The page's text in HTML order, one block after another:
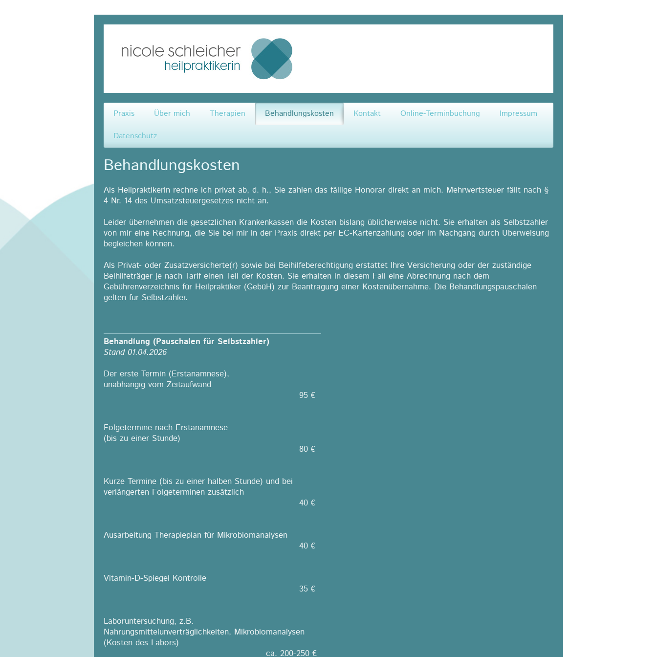
Praxis Über mich Therapien Behandlungskosten Kontakt Online-Terminbuchung
Impressum
Datenschutz
Behandlungskosten
Als Heilpraktikerin rechne ich privat ab, d. h., Sie zahlen das fällige Honorar direkt an mich. Mehrwertsteuer fällt nach §
4 Nr. 14 des Umsatzsteuergesetzes nicht an.
Leider übernehmen die gesetzlichen Krankenkassen die Kosten bislang üblicherweise nicht. Sie erhalten als Selbstzahler
von mir eine Rechnung, die Sie bei mir in der Praxis direkt per EC-Kartenzahlung oder im Nachgang durch Überweisung
begleichen können.
Als Privat- oder Zusatzversicherte(r) sowie bei Beihilfeberechtigung erstattet Ihre Versicherung oder der zuständige
Beihilfeträger je nach Tarif einen Teil der Kosten. Sie erhalten in diesem Fall eine Abrechnung nach dem
Gebührenverzeichnis für Heilpraktiker (GebüH) zur Beantragung einer Kostenübernahme. Die Behandlungspauschalen
gelten für Selbstzahler.
Behandlung (Pauschalen für Selbstzahler)
Stand 01.04.2026
Der erste Termin (Erstanamnese),
unabhängig vom Zeitaufwand
95 €
Folgetermine nach Erstanamnese
(bis zu einer Stunde)
80 €
Kurze Termine (bis zu einer halben Stunde) und bei
verlängerten Folgeterminen zusätzlich
40 €
Ausarbeitung Therapieplan für Mikrobiomanalysen
40 €
Vitamin-D-Spiegel Kontrolle
35 €
Laboruntersuchung, z.B.
Nahrungsmittelunverträglichkeiten, Mikrobiomanalysen
(Kosten des Labors)
ca. 200-250 €